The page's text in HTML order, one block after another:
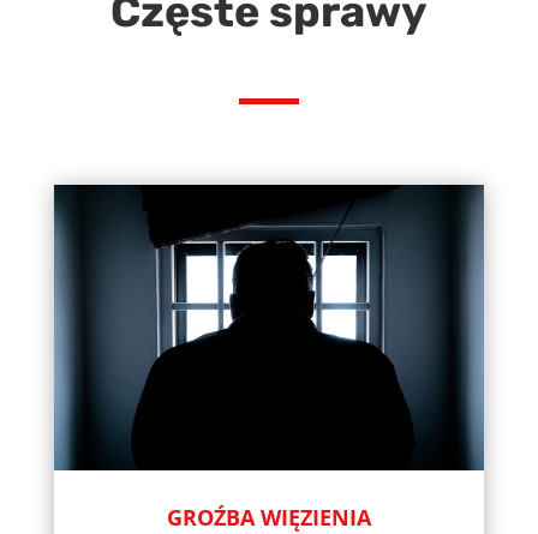
Częste sprawy
GROŹBA WIĘZIENIA